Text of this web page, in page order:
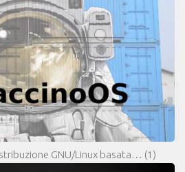
GNU/Linux basata… (1)